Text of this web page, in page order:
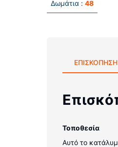
Δωμάτια : 48
Τοποθεσία
Αυτό το